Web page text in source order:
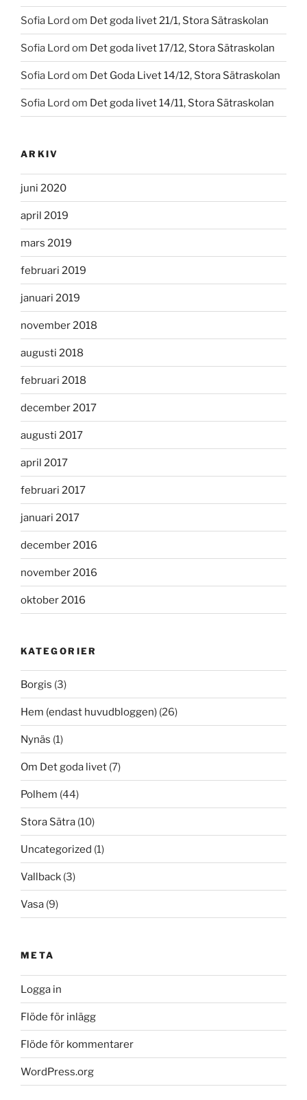
Sofia Lord om Det goda livet 21/1, Stora Sätraskolan
Sofia Lord om Det goda livet 17/12, Stora Sätraskolan
Sofia Lord om Det Goda Livet 14/12, Stora Sätraskolan
Sofia Lord om Det goda livet 14/11, Stora Sätraskolan
ARKIV
juni 2020
april 2019
mars 2019
februari 2019
januari 2019
november 2018
augusti 2018
februari 2018
december 2017
augusti 2017
april 2017
februari 2017
januari 2017
december 2016
november 2016
oktober 2016
KATEGORIER
Borgis (3)
Hem (endast huvudbloggen) (26)
Nynäs (1)
Om Det goda livet (7)
Polhem (44)
Stora Sätra (10)
Uncategorized (1)
Vallback (3)
Vasa (9)
META
Logga in
Flöde för inlägg
Flöde för kommentarer
WordPress.org